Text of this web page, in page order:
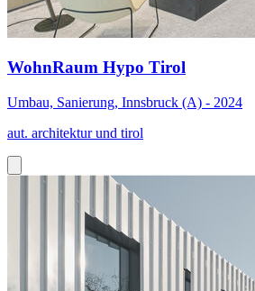
WohnRaum Hypo Tirol
Umbau, Sanierung, Innsbruck (A) - 2024
aut. architektur und tirol